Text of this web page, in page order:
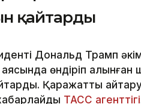
қайтарды
Дональд Трамп
өндіріп
Қаражатты
ТАСС агенттігі